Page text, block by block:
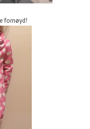
fornøyd!